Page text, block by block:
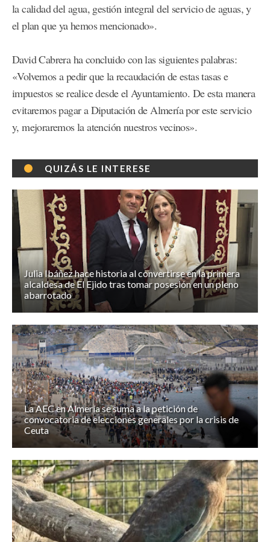
la calidad del agua, gestión integral del servicio de aguas, y
el plan que ya hemos mencionado».
David Cabrera ha concluido con las siguientes palabras:
«Volvemos a pedir que la recaudación de estas tasas e
impuestos se realice desde el Ayuntamiento. De esta manera
evitaremos pagar a Diputación de Almería por este servicio
y, mejoraremos la atención nuestros vecinos».
QUIZÁS LE INTERESE
Julia Ibáñez hace historia al convertirse en la primera
alcaldesa de El Ejido tras tomar posesión en un pleno
abarrotado
La AEC en Almería se suma a la petición de
convocatoria de elecciones generales por la crisis de
Ceuta